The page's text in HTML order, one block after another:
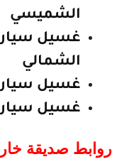
الشميسي
غسيل
الشمالي
غسيل
غسيل
روابط صديقة